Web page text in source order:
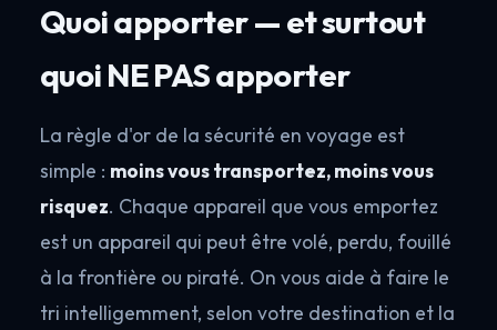
Quoi apporter — et surtout
quoi NE PAS apporter
La règle d'or de la sécurité en voyage est
simple : moins vous transportez, moins vous
risquez. Chaque appareil que vous emportez
est un appareil qui peut être volé, perdu, fouillé
à la frontière ou piraté. On vous aide à faire le
tri intelligemment, selon votre destination et la